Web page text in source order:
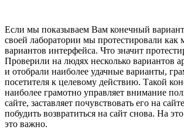
Если мы показываем Вам конечный вариант,
своей лаборатории мы протестировали
вариантов интерфейса. Что значит
Проверили на людях несколько вариантов
и отобрали наиболее удачные варианты,
посетителя к целевому действию. Такой
наиболее грамотно управляет внимание
сайте, заставляет почувствовать его на
побудить возвратиться на сайт снова. На
это важно.